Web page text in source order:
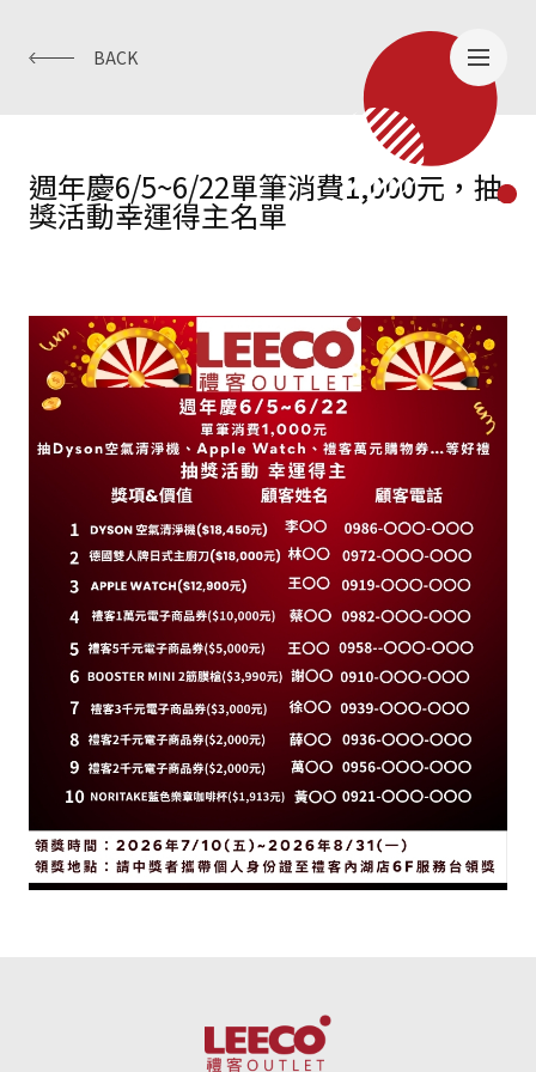
BACK
週年慶6/5~6/22單筆消費1,000元，抽
獎活動幸運得主名單